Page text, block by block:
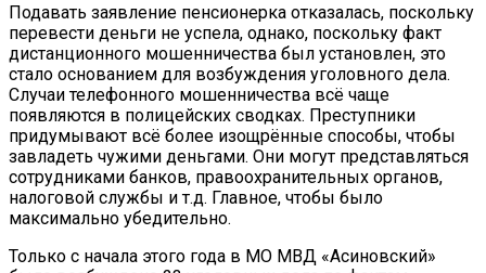
Подавать заявление пенсионерка отказалась, поскольку
перевести деньги не успела, однако, поскольку факт
дистанционного мошенничества был установлен, это
стало основанием для возбуждения уголовного дела.
Случаи телефонного мошенничества всё чаще
появляются в полицейских сводках. Преступники
придумывают всё более изощрённые способы, чтобы
завладеть чужими деньгами. Они могут представляться
сотрудниками банков, правоохранительных органов,
налоговой службы и т.д. Главное, чтобы было
максимально убедительно.
Только с начала этого года в МО МВД «Асиновский»